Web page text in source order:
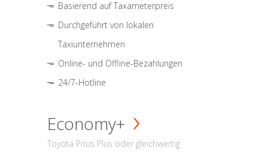
Basierend auf Taxameterpreis
Durchgeführt von lokalen
Taxiunternehmen
Online- und Offline-Bezahlungen
24/7-Hotline
Economy+
Toyota Prius Plus oder gleichwertig